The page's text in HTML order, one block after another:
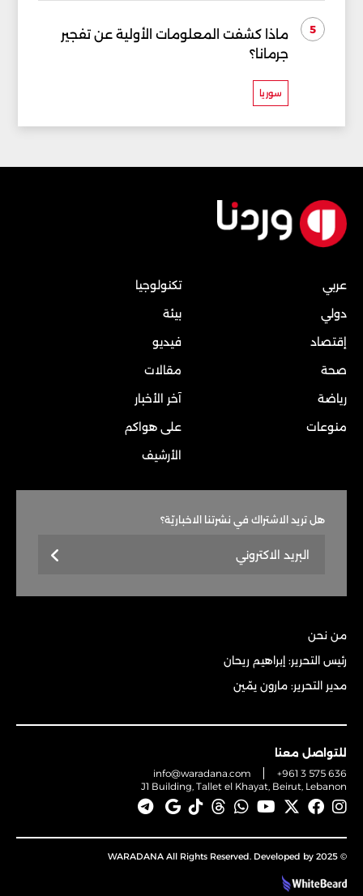
5
ماذا كشفت المعلومات الأولية عن تفجير
جرمانا؟
سوريا
عربي
دولي
إقتصاد
صحة
رياضة
منوعات
تكنولوجيا
بيئة
فيديو
مقالات
آخر الأخبار
على هواكم
الأرشيف
هل تريد الاشتراك في نشرتنا الاخباريّة؟
من نحن
رئيس التحرير: إبراهيم ريحان
مدير التحرير: مارون يمّين
للتواصل معنا
info@waradana.com
+961 3 575 636
J1 Building, Tallet el Khayat, Beirut, Lebanon
© 2025 WARADANA All Rights Reserved. Developed by